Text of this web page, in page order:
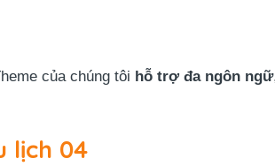
của chúng tôi hỗ trợ đa ngôn ngữ
lịch 04